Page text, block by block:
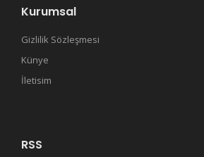
Kurumsal
Gizlilik Sözleşmesi
Künye
İletisim
RSS